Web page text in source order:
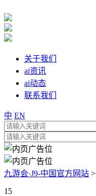
关于我们
ai资讯
ai动态
联系我们
中 EN
九游会·J9-中国官方网站 >
15